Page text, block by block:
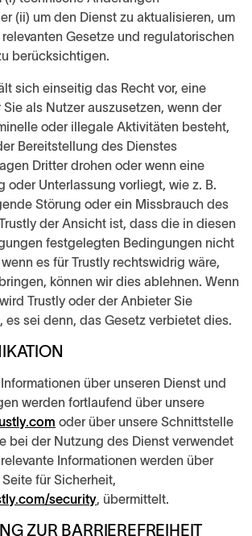
(ii) um den Dienst zu aktualisieren, um
Gesetze und regulatorischen
berücksichtigen.
sich einseitig das Recht vor, eine
Sie als Nutzer auszusetzen, wenn der
oder illegale Aktivitäten besteht,
Bereitstellung des Dienstes
Dritter drohen oder wenn eine
oder Unterlassung vorliegt, wie z. B.
Störung oder ein Missbrauch des
der Ansicht ist, dass die in diesen
festgelegten Bedingungen nicht
es für Trustly rechtswidrig wäre,
können wir dies ablehnen. Wenn
Trustly oder der Anbieter Sie
es sei denn, das Gesetz verbietet dies.
über unseren Dienst und
werden fortlaufend über unsere
oder über unsere Schnittstelle
bei der Nutzung des Dienst verwendet
Informationen werden über
für Sicherheit,
security, übermittelt.
ZUR BARRIEREFREIHEIT